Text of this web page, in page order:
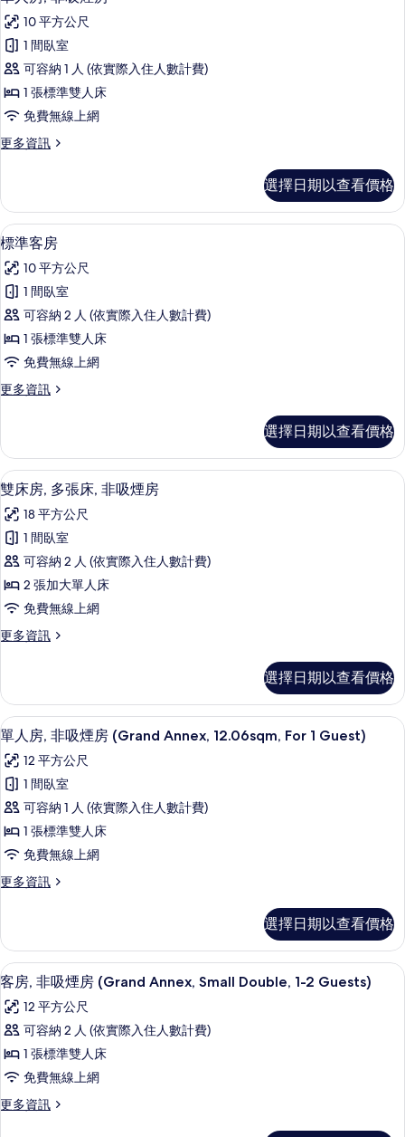
所
有
相
片
吸
煙
房
的
詳
情
示
單
人
房,
非
煙
的
所
有
相
片
10 平方公尺
1 間臥室
可容納 1 人 (依實際入住人數計費)
1 張標準雙人床
免費無線上網
更多資訊
更
房,
非
吸
房
的
詳
情
選擇日期以查看價格
顯
示
標
準
客
房
所
相
片
8
標準客房
10 平方公尺
1 間臥室
可容納 2 人 (依實際入住人數計費)
1 張標準雙人床
免費無線上網
更多資訊
更
客
房
的
情
選擇日期以查看價格
顯
示
雙
床
房,
多
床,
吸
煙
房
的
所
有
相
片
8
雙床房, 多張床, 非吸煙房
18 平方公尺
1 間臥室
可容納 2 人 (依實際入住人數計費)
2 張加大單人床
免費無線上網
更多資訊
更
房,
多
張
非
吸
煙
房
的
詳
情
選擇日期以查看價格
顯
示
單
人
房,
非
煙
(Grand
Annex,
12.06sqm,
For
Guest)
的
所
有
單人房, 非吸煙房 (Grand Annex,
4
單人房, 非吸煙房 (Grand Annex, 12.06sqm, For 1 Guest)
12 平方公尺
1 間臥室
可容納 1 人 (依實際入住人數計費)
1 張標準雙人床
免費無線上網
更多資訊
更
房,
非
吸
房
(Grand
12.06sqm,
For
Guest)
選擇日期以查看價格
顯
示
客
房,
非
煙
客房, 非吸煙房 (Grand Annex, Small
4
客房, 非吸煙房 (Grand Annex, Small Double, 1-2 Guests)
12 平方公尺
可容納 2 人 (依實際入住人數計費)
1 張標準雙人床
免費無線上網
更多資訊
更